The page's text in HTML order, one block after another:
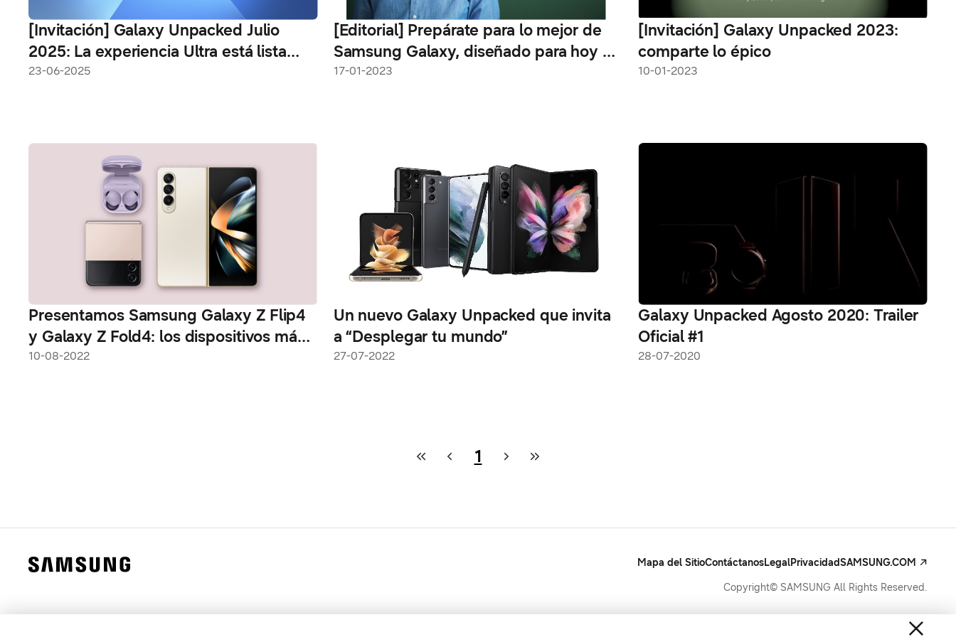
[Invitación] Galaxy Unpacked Julio
2025: La experiencia Ultra está lista
para ser revelada
23-06-2025
[Editorial] Prepárate para lo mejor de
Samsung Galaxy, diseñado para hoy y
mañana
17-01-2023
[Invitación] Galaxy Unpacked 2023:
comparte lo épico
10-01-2023
Presentamos Samsung Galaxy Z Flip4
y Galaxy Z Fold4: los dispositivos más
versátiles que cambian la forma en que
10-08-2022
Un nuevo Galaxy Unpacked que invita
a “Desplegar tu mundo”
27-07-2022
Galaxy Unpacked Agosto 2020: Trailer
Oficial #1
28-07-2020
1
Mapa del SitioContáctanosLegalPrivacidadSAMSUNG.COM
Copyright© SAMSUNG All Rights Reserved.